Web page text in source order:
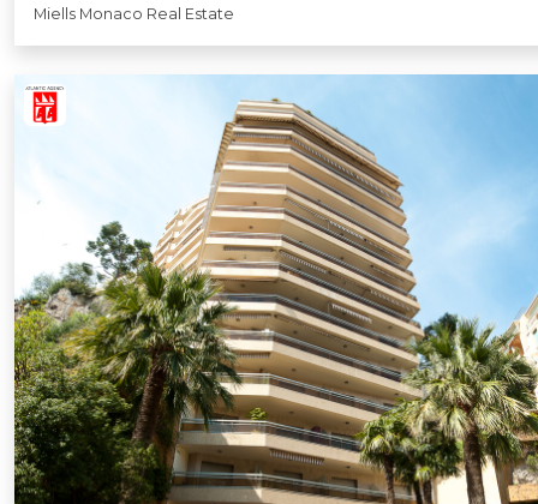
Miells Monaco Real Estate